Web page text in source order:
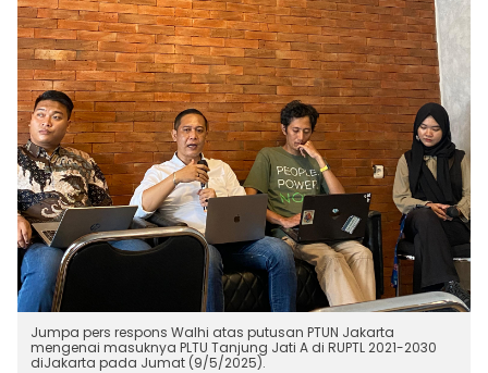
Jumpa pers respons Walhi atas putusan PTUN Jakarta
mengenai masuknya PLTU Tanjung Jati A di RUPTL 2021-2030
diJakarta pada Jumat (9/5/2025).